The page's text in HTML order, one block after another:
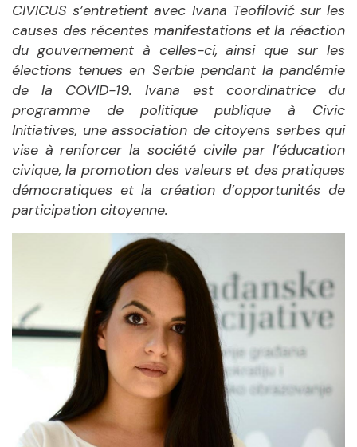
CIVICUS s’entretient avec Ivana Teofilović sur les
causes des récentes manifestations et la réaction
du gouvernement à celles-ci, ainsi que sur les
élections tenues en Serbie pendant la pandémie
de la COVID-19. Ivana est coordinatrice du
programme de politique publique à Civic
Initiatives, une association de citoyens serbes qui
vise à renforcer la société civile par l’éducation
civique, la promotion des valeurs et des pratiques
démocratiques et la création d’opportunités de
participation citoyenne.